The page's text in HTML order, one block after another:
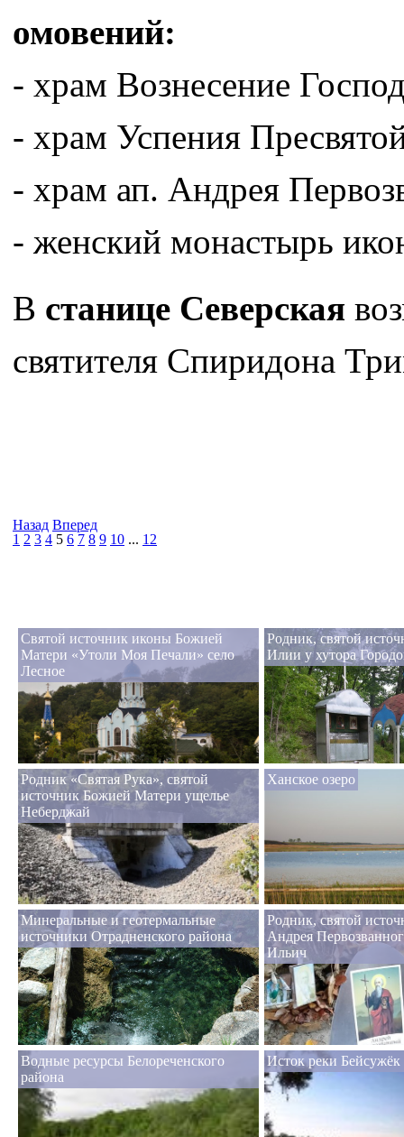
омовений:
- храм Вознесение
- храм Успения
- храм ап. Андрея
- женский монастырь
В станице Северская
святителя Спиридона
1 2 3 4 5 6 7 8 9 10 ... 12
Назад Вперед
Святой источник иконы Божией
Матери «Утоли Моя Печали» село
Лесное
Родник, святой
Илии у хутора
Родник «Святая Рука», святой
источник Божией Матери ущелье
Неберджай
Ханское озеро
Минеральные и геотермальные
источники Отрадненского района
Родник, святой
Андрея
Ильич
Водные ресурсы Белореченского
района
Исток реки